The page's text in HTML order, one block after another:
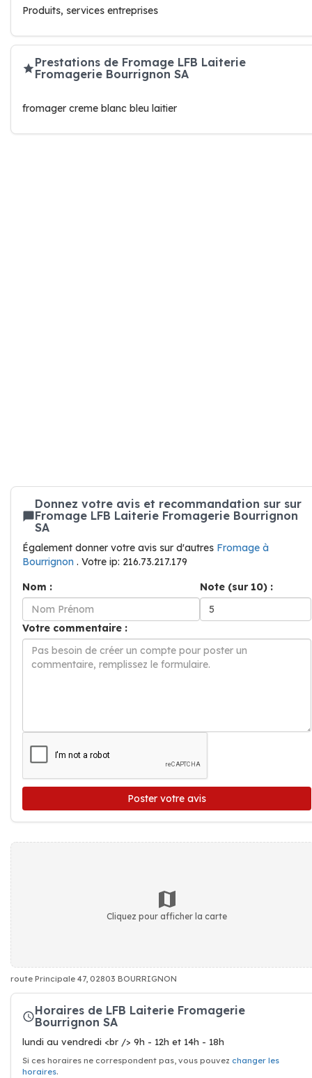
Produits, services entreprises
Prestations de Fromage LFB Laiterie
Fromagerie Bourrignon SA
fromager creme blanc bleu laitier
Donnez votre avis et recommandation sur sur
Fromage LFB Laiterie Fromagerie Bourrignon
SA
Également donner votre avis sur d'autres Fromage à
Bourrignon . Votre ip: 216.73.217.179
Nom :
Note (sur 10) :
Votre commentaire :
Poster votre avis
Cliquez pour afficher la carte
route Principale 47, 02803 BOURRIGNON
Horaires de LFB Laiterie Fromagerie
Bourrignon SA
lundi au vendredi <br /> 9h - 12h et 14h - 18h
Si ces horaires ne correspondent pas, vous pouvez changer les
horaires.